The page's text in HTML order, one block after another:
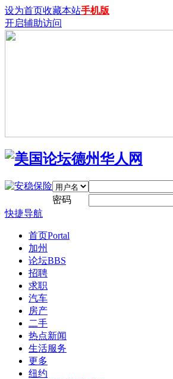
设为首页收藏本站手机版
开启辅助访问
密码
快捷导航
首页Portal
加州
论坛BBS
招聘
求职
汽车
房产
二手
热点新闻
生活服务
更多
纽约